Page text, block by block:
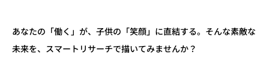
あなたの「働く」が、子供の「笑顔」に直結する。そんな素敵な
未来を、スマートリサーチで描いてみませんか？